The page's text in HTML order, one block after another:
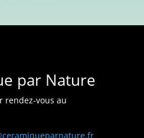
par Nature
rendez-vous au